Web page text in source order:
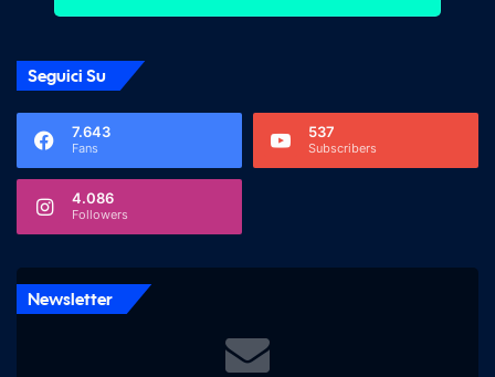
Seguici Su
7.643
Fans
537
Subscribers
4.086
Followers
Newsletter